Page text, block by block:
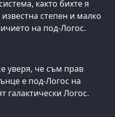
както бихте я
степен и малко
на под-Логос.
уверя, че съм прав
е под-Логос на
галактически Логос.